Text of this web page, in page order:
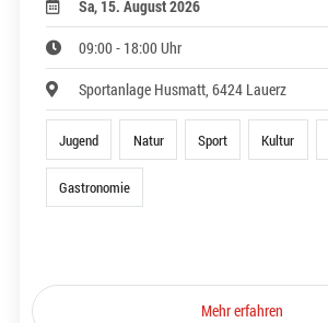
Sa, 15. August 2026
09:00 - 18:00 Uhr
Sportanlage Husmatt, 6424 Lauerz
Jugend Natur Sport Kultur
Gastronomie
Mehr erfahren